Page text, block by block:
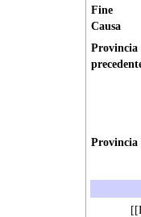
Fine
Causa
Provincia
Provincia